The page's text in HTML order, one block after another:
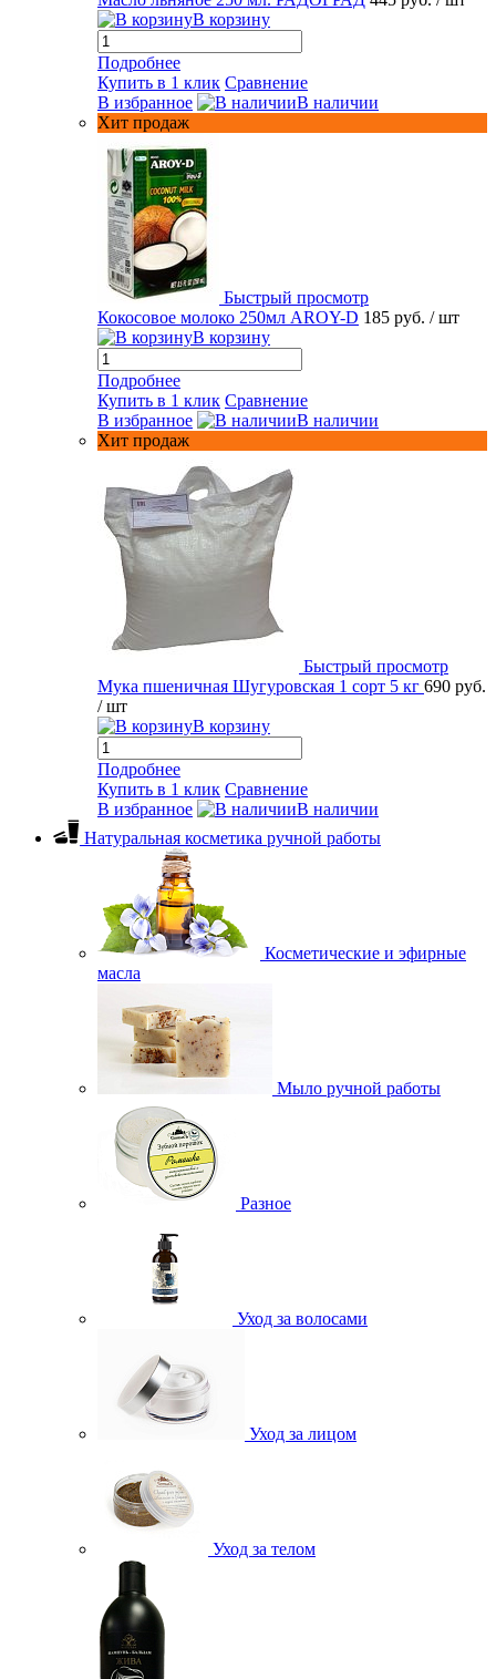
В корзину
Подробнее
Купить в 1 клик Сравнение
В избранное
В наличии
Хит продаж
Быстрый просмотр
Кокосовое молоко 250мл AROY-D 185 руб. / шт
В корзину
Подробнее
Купить в 1 клик Сравнение
В избранное
В наличии
Хит продаж
Быстрый просмотр
Мука пшеничная Шугуровская 1 сорт 5 кг 690 руб.
/ шт
В корзину
Подробнее
Купить в 1 клик Сравнение
В избранное
В наличии
Натуральная косметика ручной работы
Косметические и эфирные
масла
Мыло ручной работы
Разное
Уход за волосами
Уход за лицом
Уход за телом